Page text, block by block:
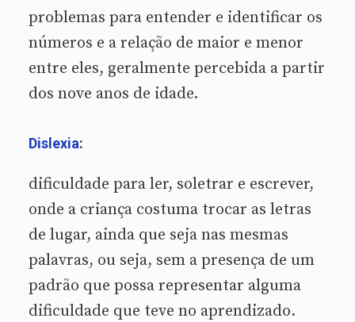
problemas para entender e identificar os
números e a relação de maior e menor
entre eles, geralmente percebida a partir
dos nove anos de idade.
Dislexia:
dificuldade para ler, soletrar e escrever,
onde a criança costuma trocar as letras
de lugar, ainda que seja nas mesmas
palavras, ou seja, sem a presença de um
padrão que possa representar alguma
dificuldade que teve no aprendizado.